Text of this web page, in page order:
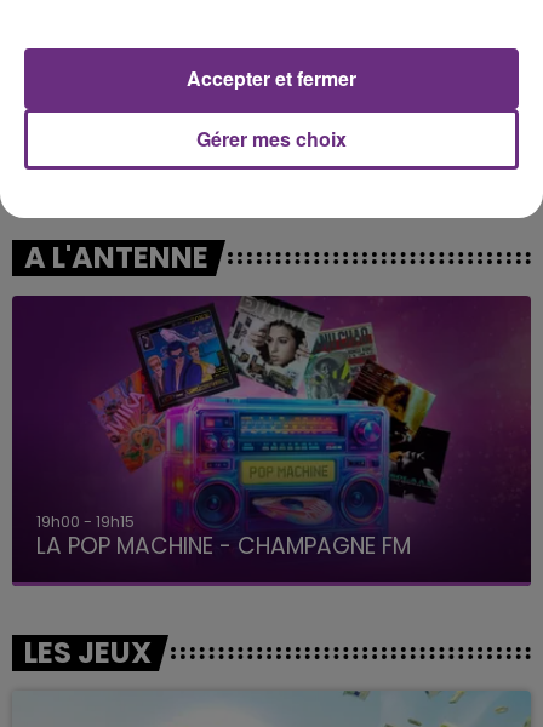
ARIANA GRANDE
Me
A L'ANTENNE
19h15 - 20h00
LA RADIO POP
LES JEUX
Gérer mes choix
Accepter et fermer